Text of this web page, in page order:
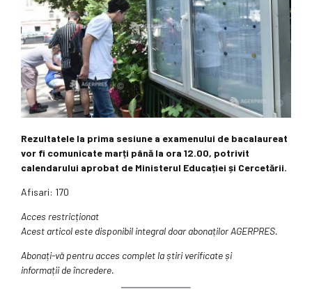
Rezultatele la prima sesiune a examenului de bacalaureat
vor fi comunicate marți până la ora 12.00, potrivit
calendarului aprobat de Ministerul Educației și Cercetării.
Afisari: 170
Acces restricționat
Acest articol este disponibil integral doar abonaților AGERPRES.
Abonați-vă pentru acces complet la știri verificate și
informații de încredere.